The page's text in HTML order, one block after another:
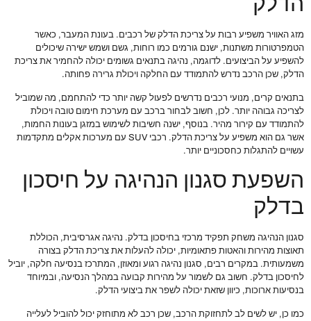
מזג האוויר משפיע רבות על צריכת הדלק של רכבים. בעונת המעבר, כאשר
הטמפרטורות משתנות, ישנם גורמים כמו רוחות, גשם ושמש ישירה שיכולים
להשפיע על הביצועים. לדוגמה, נהיגה בתנאים גשומים יכולה להחמיר את צריכת
הדלק, שכן הרכב נדרש להתמודד עם החלקה ויכולת גרירה פחותה.
בתנאים קרים, מנועי רכבים נדרשים לפעול קשה יותר כדי להתחמם, מה שמוביל
לצריכה גבוהה יותר. לכן, חשוב לבחור ברכב עם מערכת חימום טובה ויכולת
להתמודד עם קירור מהיר. בנוסף, ישנה חשיבות לשימוש במזגן בעונות החמות,
אשר גם הוא משפיע על צריכת הדלק. רכבי SUV עם מערכות אקלים מתקדמות
עשויים להתגלות כחסכוניים יותר.
השפעת סגנון הנהיגה על חיסכון
בדלק
סגנון הנהיגה משחק תפקיד מרכזי בחיסכון בדלק. נהיגה אגרסיבית, הכוללת
תאוצות מהירות והאטות פתאומיות, יכולה להעלות את צריכת הדלק בצורה
משמעותית. במקרים רבים, סגנון נהיגה רגוע ומאוזן, המתרכז בנסיעה חלקה, יוביל
לחיסכון בדלק. חשוב גם לשמור על מהירות קבועה במהלך הנסיעה, ובמיוחד
בנסיעות ארוכות, כיוון שזאת יכולה לשפר את ביצועי הדלק.
כמו כן, יש לשים לב לתחזוקת הרכב, שכן רכב לא מתוחזק יכול להוביל לעלייה